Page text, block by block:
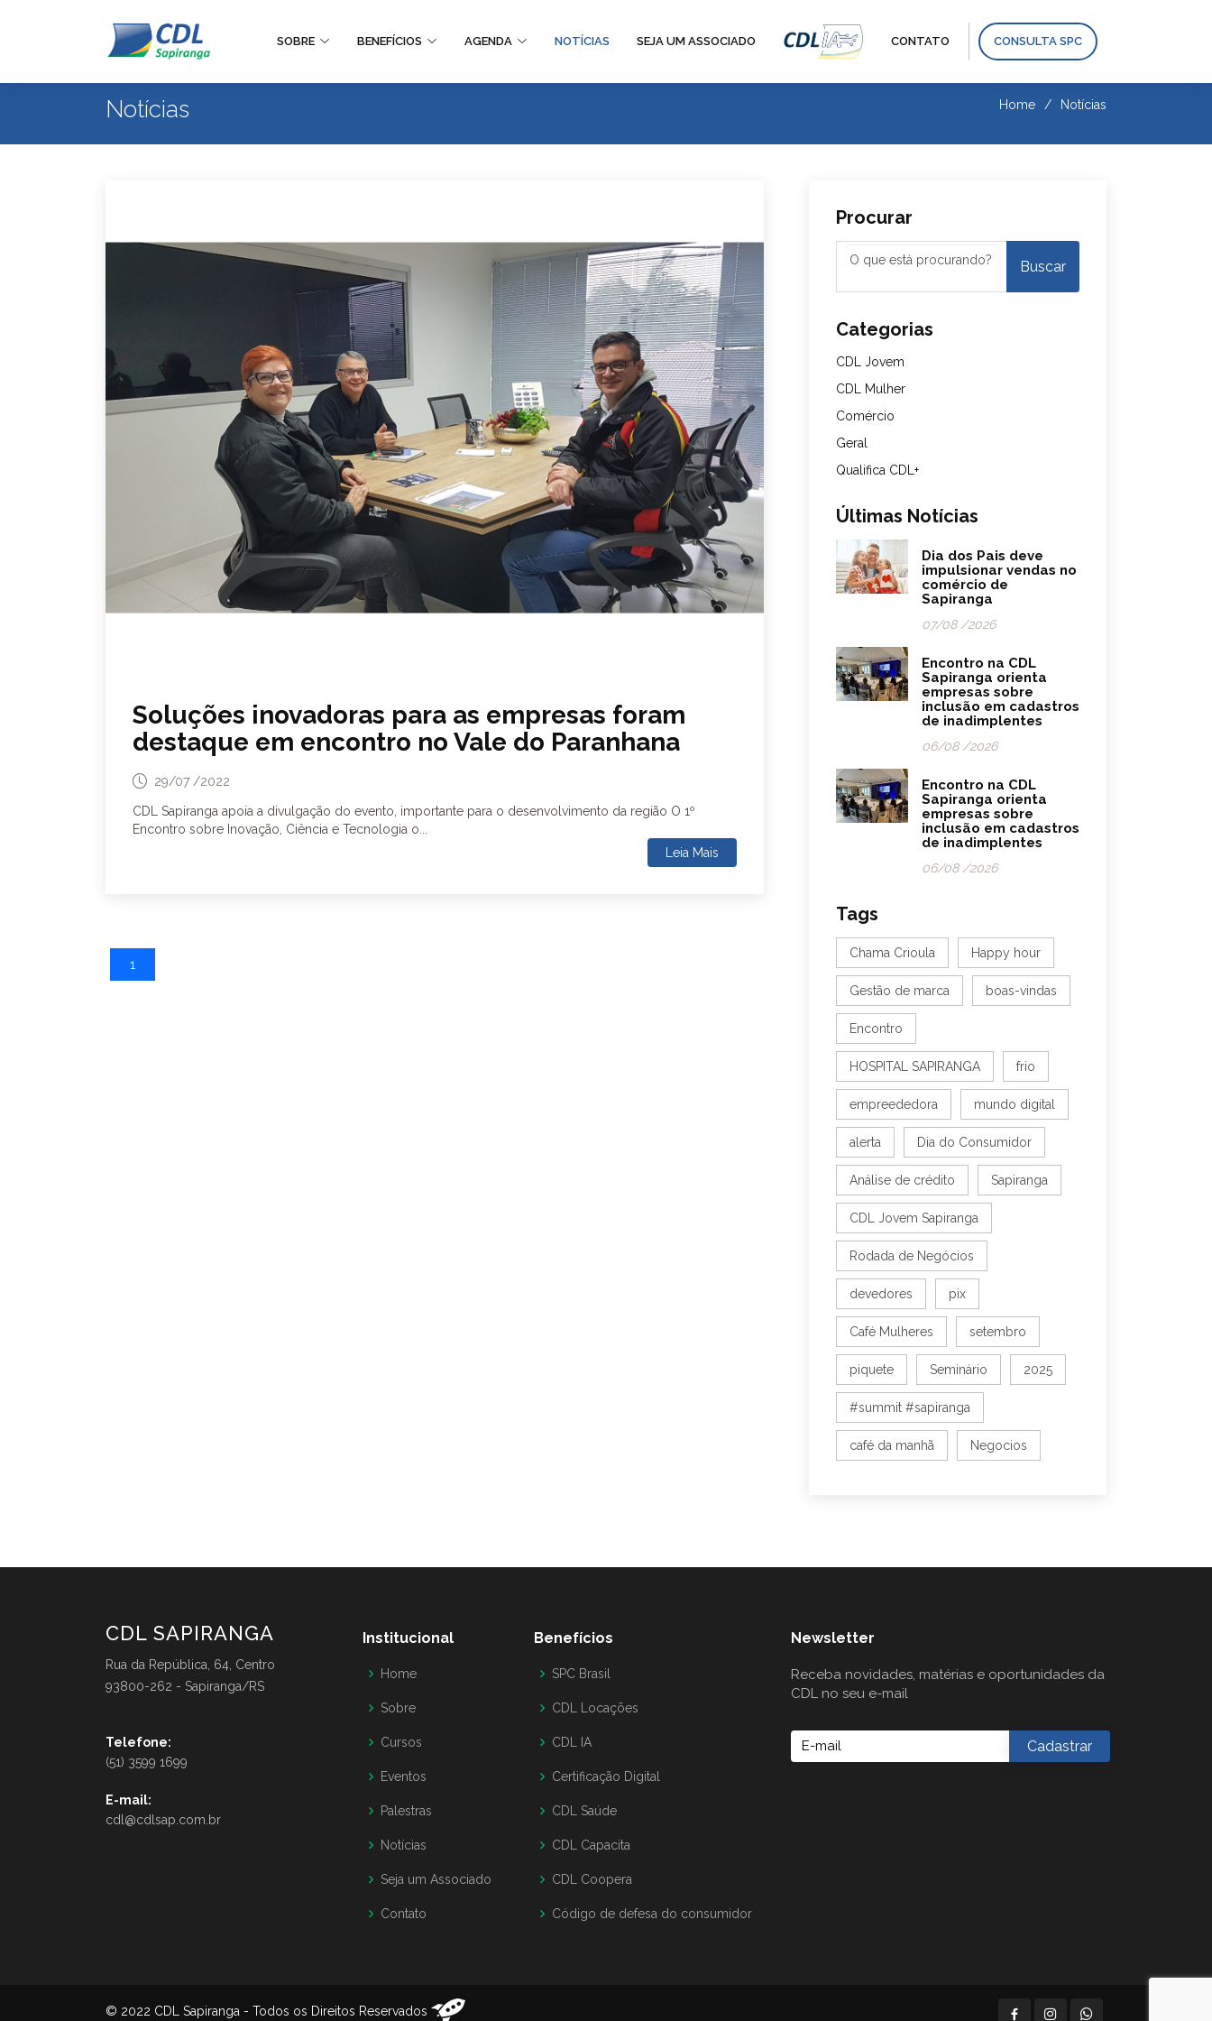
SOBRE BENEFÍCIOS AGENDA NOTÍCIAS SEJA UM ASSOCIADO CONTATO CONSULTA SPC
Notícias Home Notícias
Soluções inovadoras para as empresas foram
destaque em encontro no Vale do Paranhana
29/07 /2022
CDL Sapiranga apoia a divulgação do evento, importante para o desenvolvimento da região O 1º
Encontro sobre Inovação, Ciência e Tecnologia o...
Leia Mais
1
Procurar
Categorias
CDL Jovem
CDL Mulher
Comércio
Geral
Qualifica CDL+
Últimas Notícias
Dia dos Pais deve
impulsionar vendas no
comércio de
Sapiranga
07/08 /2026
Encontro na CDL
Sapiranga orienta
empresas sobre
inclusão em cadastros
de inadimplentes
06/08 /2026
Encontro na CDL
Sapiranga orienta
empresas sobre
inclusão em cadastros
de inadimplentes
06/08 /2026
Tags
Chama Crioula Happy hour
Gestão de marca boas-vindas
Encontro
HOSPITAL SAPIRANGA frio
empreededora mundo digital
alerta Dia do Consumidor
Análise de crédito Sapiranga
CDL Jovem Sapiranga
Rodada de Negócios
devedores pix
Café Mulheres setembro
piquete Seminário 2025
#summit #sapiranga
café da manhã Negocios
CDL SAPIRANGA
Rua da República, 64, Centro
93800-262 - Sapiranga/RS
Telefone:
(51) 3599 1699
E-mail:
cdl@cdlsap.com.br
Institucional
Home
Sobre
Cursos
Eventos
Palestras
Notícias
Seja um Associado
Contato
Benefícios
SPC Brasil
CDL Locações
CDL IA
Certificação Digital
CDL Saúde
CDL Capacita
CDL Coopera
Código de defesa do consumidor
Newsletter
Receba novidades, matérias e oportunidades da
CDL no seu e-mail
© 2022 CDL Sapiranga - Todos os Direitos Reservados